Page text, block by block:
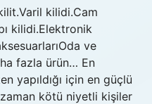
kilidi.Cam
kilidi.Elektronik
ve
fazla ürün… En
yapıldığı için en güçlü
kötü niyetli kişiler